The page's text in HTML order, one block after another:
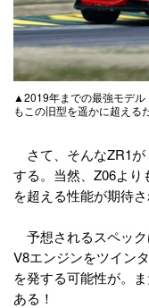
▲2019年までの最強モデル
もこの旧型を遥かに超える
さて、そんなZR1が
する。当然、Z06より
を超える性能が期待さ
予想されるスペッ
V8エンジンをツイン
を発する可能性が。
ある！